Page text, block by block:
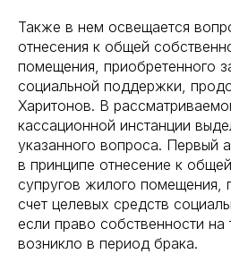
Также в нем освещается
отнесения к общей
помещения, приобретенного
социальной поддержки,
Харитонов. В
кассационной инстанции
указанного вопроса. Первый
в принципе отнесение к
супругов жилого помещения,
счет целевых средств
если право собственности
возникло в период брака.